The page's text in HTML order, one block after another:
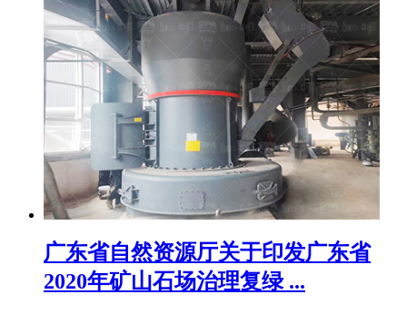
广东省自然资源厅关于印发广东省
2020年矿山石场治理复绿 ...